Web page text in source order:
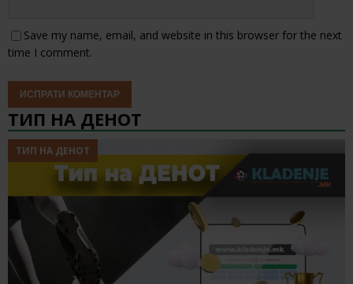
Save my name, email, and website in this browser for the next
time I comment.
ТИП НА ДЕНОТ
ТИП НА ДЕНОТ